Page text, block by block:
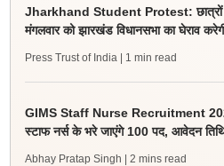
Jharkhand Student Protest: छात्रों पर
मंगलवार को झारखंड विधानसभा का घेराव करेगी
Press Trust of India | 1 min read
GIMS Staff Nurse Recruitment
स्टाफ नर्स के भरे जाएंगे 100 पद, आवेदन
Abhay Pratap Singh | 2 mins read